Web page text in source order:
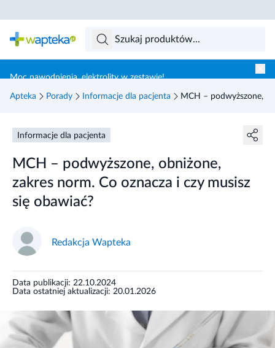
Moc nawodnienia, elektrolity w zestawie!
Apteka Porady Informacje dla pacjenta MCH – podwyższone,
Informacje dla pacjenta
MCH – podwyższone, obniżone,
zakres norm. Co oznacza i czy musisz
się obawiać?
Redakcja Wapteka
Data publikacji: 22.10.2024
Data ostatniej aktualizacji: 20.01.2026